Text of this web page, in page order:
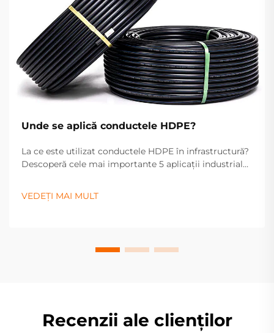
Unde se aplică conductele HDPE?
La ce este utilizat conductele HDPE în infrastructură?
Descoperă cele mai importante 5 aplicații industriale
specificațiile proiectului tău acum.
VEDEȚI MAI MULT
Recenzii ale clienților